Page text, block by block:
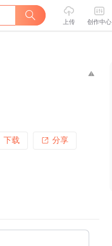
上传 创作中心
下载 分享